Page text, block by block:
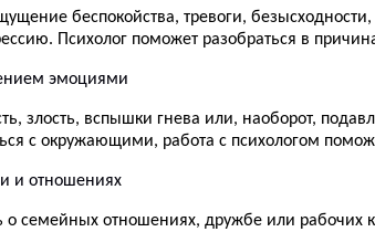
беспокойства, тревоги,
Психолог поможет разобраться в
эмоциями
злость, вспышки гнева или, наоборот,
с окружающими, работа с психологом
и отношениях
о семейных отношениях, дружбе или рабочих